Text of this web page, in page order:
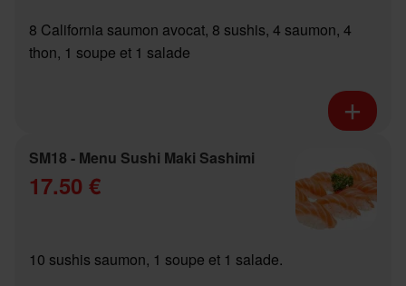
8 California saumon avocat, 8 sushis, 4 saumon, 4
thon, 1 soupe et 1 salade
SM18 - Menu Sushi Maki Sashimi
17.50 €
10 sushis saumon, 1 soupe et 1 salade.